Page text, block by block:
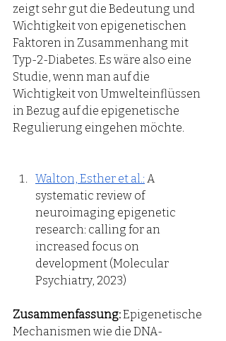
zeigt sehr gut die Bedeutung und
Wichtigkeit von epigenetischen
Faktoren in Zusammenhang mit
Typ-2-Diabetes. Es wäre also eine
Studie, wenn man auf die
Wichtigkeit von Umwelteinflüssen
in Bezug auf die epigenetische
Regulierung eingehen möchte.
Walton, Esther et al.: A
systematic review of
neuroimaging epigenetic
research: calling for an
increased focus on
development (Molecular
Psychiatry, 2023)
Zusammenfassung: Epigenetische
Mechanismen wie die DNA-